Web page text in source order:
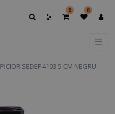
0 0
PICIOR SEDEF 4103 5 CM NEGRU